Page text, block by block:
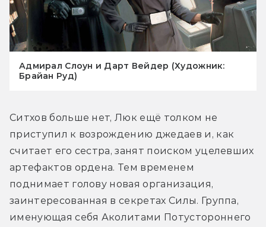
Адмирал Слоун и Дарт Вейдер (Художник:
Брайан Руд)
Ситхов больше нет, Люк ещё толком не
приступил к возрождению джедаев и, как
считает его сестра, занят поиском уцелевших
артефактов ордена. Тем временем
поднимает голову новая организация,
заинтересованная в секретах Силы. Группа,
именующая себя Аколитами Потустороннего